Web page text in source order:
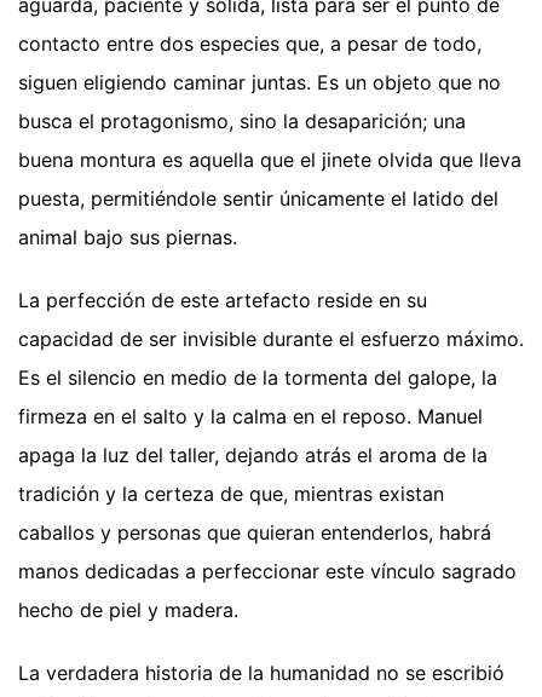
contacto entre dos especies que, a pesar de todo,
siguen eligiendo caminar juntas. Es un objeto que no
busca el protagonismo, sino la desaparición; una
buena montura es aquella que el jinete olvida que lleva
puesta, permitiéndole sentir únicamente el latido del
animal bajo sus piernas.
La perfección de este artefacto reside en su
capacidad de ser invisible durante el esfuerzo máximo.
Es el silencio en medio de la tormenta del galope, la
firmeza en el salto y la calma en el reposo. Manuel
apaga la luz del taller, dejando atrás el aroma de la
tradición y la certeza de que, mientras existan
caballos y personas que quieran entenderlos, habrá
manos dedicadas a perfeccionar este vínculo sagrado
hecho de piel y madera.
La verdadera historia de la humanidad no se escribió